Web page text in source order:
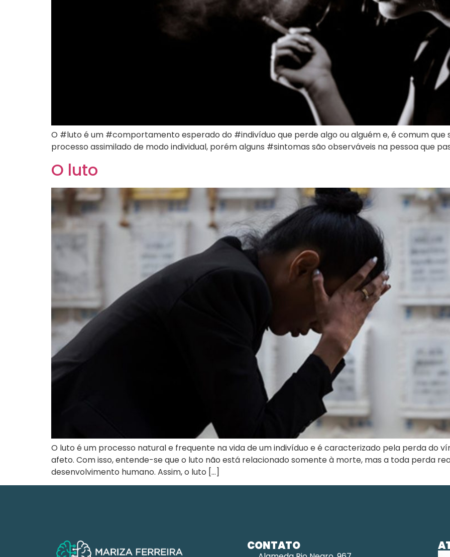
O #luto é um #comportamento esperado do #indivíduo que perde algo ou alguém e, é comum que
processo assimilado de modo individual, porém alguns #sintomas são observáveis na pessoa que
O luto
O luto é um processo natural e frequente na vida de um indivíduo e é caracterizado pela perda do
afeto. Com isso, entende-se que o luto não está relacionado somente à morte, mas a toda perda
desenvolvimento humano. Assim, o luto […]
CONTATO